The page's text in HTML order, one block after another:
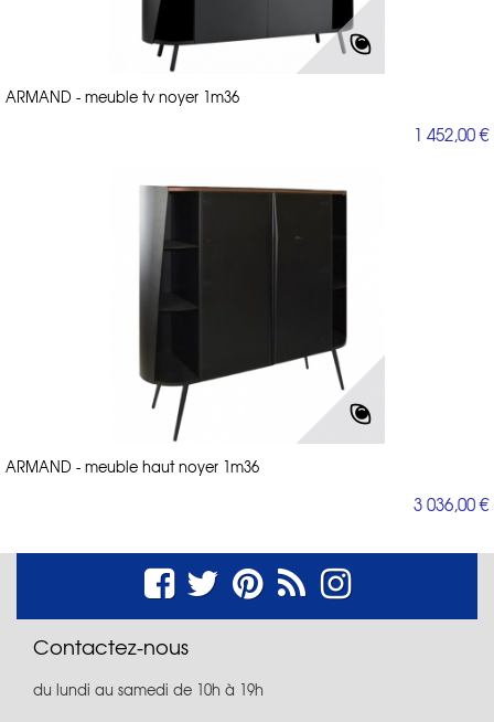
ARMAND - meuble tv noyer 1m36
1 452,00 €
ARMAND - meuble haut noyer 1m36
3 036,00 €
Contactez-nous
du lundi au samedi de 10h à 19h